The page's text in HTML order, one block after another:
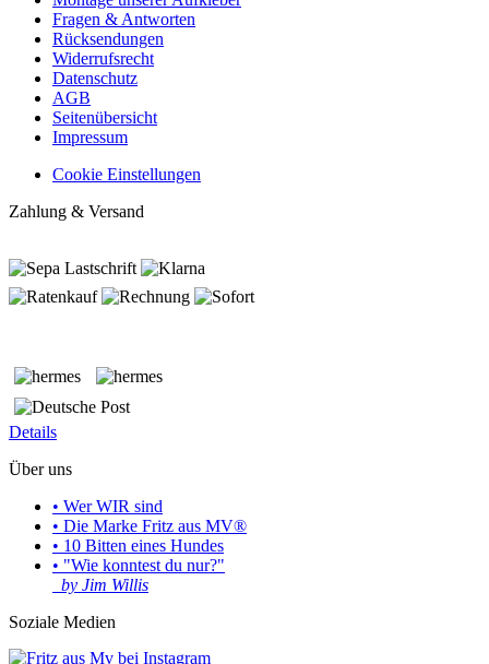
Fragen & Antworten
Rücksendungen
Widerrufsrecht
Datenschutz
AGB
Seitenübersicht
Impressum
Cookie Einstellungen
Zahlung & Versand
Details
Über uns
• Wer WIR sind
• Die Marke Fritz aus MV®
• 10 Bitten eines Hundes
• "Wie konntest du nur?"
by Jim Willis
Soziale Medien